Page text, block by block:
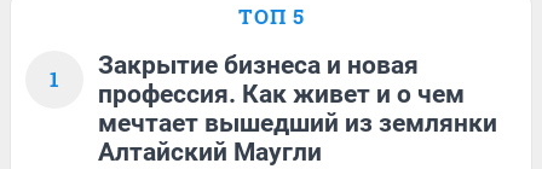
ТОП 5
1
Закрытие бизнеса и новая
профессия. Как живет и о чем
мечтает вышедший из землянки
Алтайский Маугли